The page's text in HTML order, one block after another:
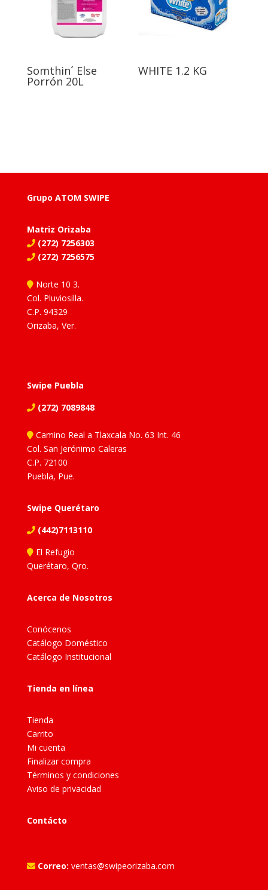
Somthin´ Else
Porrón 20L
WHITE 1.2 KG
Grupo ATOM SWIPE
Matriz Orizaba
(272) 7256303
(272) 7256575
Norte 10 3.
Col. Pluviosilla.
C.P. 94329
Orizaba, Ver.
Swipe Puebla
(272) 7089848
Camino Real a Tlaxcala No. 63 Int. 46
Col. San Jerónimo Caleras
C.P. 72100
Puebla, Pue.
Swipe Querétaro
(442)7113110
El Refugio
Querétaro, Qro.
Acerca de Nosotros
Conócenos
Catálogo Doméstico
Catálogo Institucional
Tienda en línea
Tienda
Carrito
Mi cuenta
Finalizar compra
Términos y condiciones
Aviso de privacidad
Contácto
Correo: ventas@swipeorizaba.com